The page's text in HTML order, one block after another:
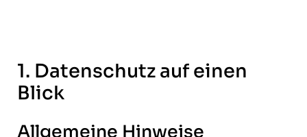
1. Datenschutz auf einen
Blick
Allgemeine Hinweise